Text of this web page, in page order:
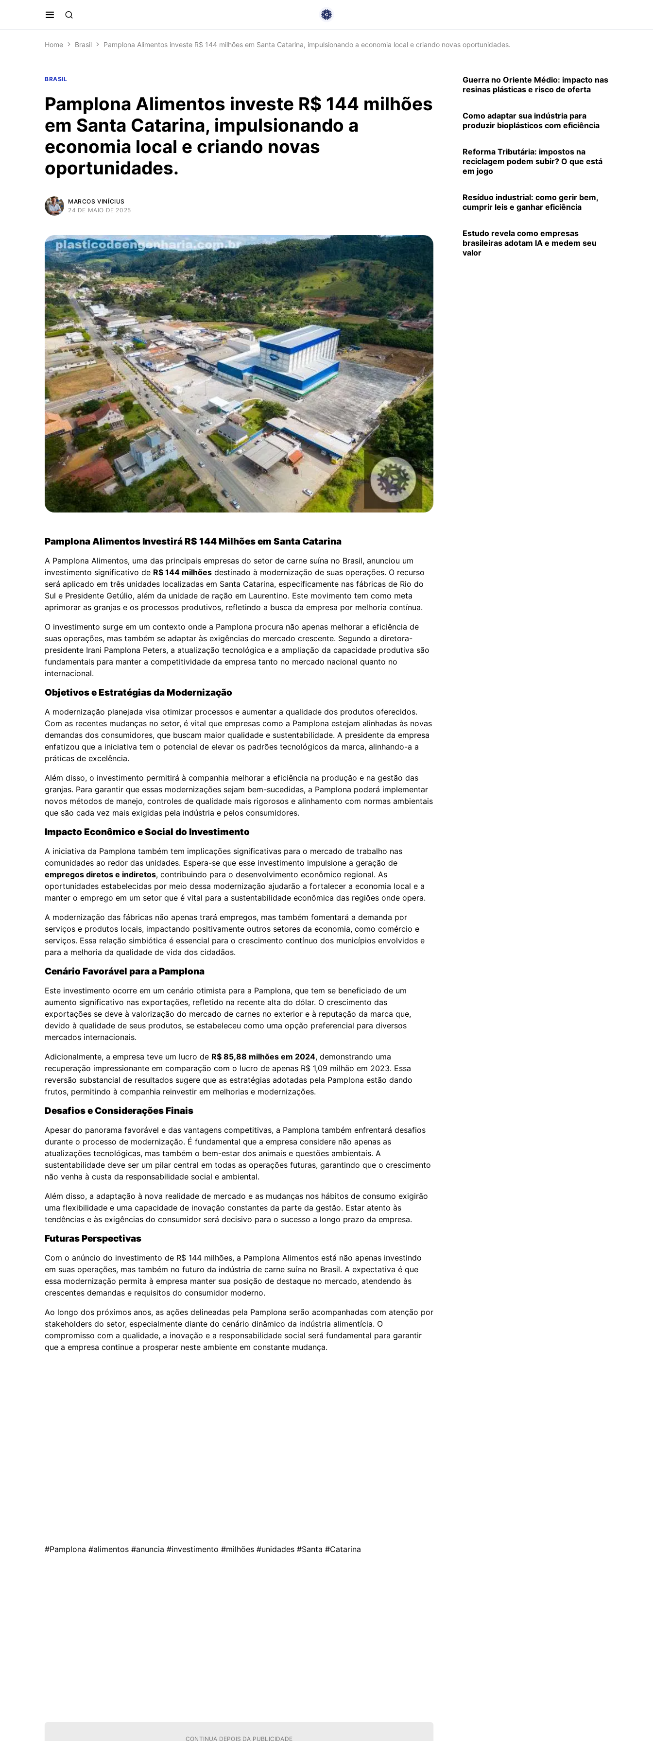
Home Brasil Pamplona Alimentos investe R$ 144 milhões em Santa Catarina, impulsionando a economia local e criando novas oportunidades.
BRASIL
Pamplona Alimentos investe R$ 144 milhões
em Santa Catarina, impulsionando a
economia local e criando novas
oportunidades.
MARCOS VINÍCIUS
24 DE MAIO DE 2025
Pamplona Alimentos Investirá R$ 144 Milhões em Santa Catarina
A Pamplona Alimentos, uma das principais empresas do setor de carne suína no Brasil, anunciou um
investimento significativo de R$ 144 milhões destinado à modernização de suas operações. O recurso
será aplicado em três unidades localizadas em Santa Catarina, especificamente nas fábricas de Rio do
Sul e Presidente Getúlio, além da unidade de ração em Laurentino. Este movimento tem como meta
aprimorar as granjas e os processos produtivos, refletindo a busca da empresa por melhoria contínua.
O investimento surge em um contexto onde a Pamplona procura não apenas melhorar a eficiência de
suas operações, mas também se adaptar às exigências do mercado crescente. Segundo a diretora-
presidente Irani Pamplona Peters, a atualização tecnológica e a ampliação da capacidade produtiva são
fundamentais para manter a competitividade da empresa tanto no mercado nacional quanto no
internacional.
Objetivos e Estratégias da Modernização
A modernização planejada visa otimizar processos e aumentar a qualidade dos produtos oferecidos.
Com as recentes mudanças no setor, é vital que empresas como a Pamplona estejam alinhadas às novas
demandas dos consumidores, que buscam maior qualidade e sustentabilidade. A presidente da empresa
enfatizou que a iniciativa tem o potencial de elevar os padrões tecnológicos da marca, alinhando-a a
práticas de excelência.
Além disso, o investimento permitirá à companhia melhorar a eficiência na produção e na gestão das
granjas. Para garantir que essas modernizações sejam bem-sucedidas, a Pamplona poderá implementar
novos métodos de manejo, controles de qualidade mais rigorosos e alinhamento com normas ambientais
que são cada vez mais exigidas pela indústria e pelos consumidores.
Impacto Econômico e Social do Investimento
A iniciativa da Pamplona também tem implicações significativas para o mercado de trabalho nas
comunidades ao redor das unidades. Espera-se que esse investimento impulsione a geração de
empregos diretos e indiretos, contribuindo para o desenvolvimento econômico regional. As
oportunidades estabelecidas por meio dessa modernização ajudarão a fortalecer a economia local e a
manter o emprego em um setor que é vital para a sustentabilidade econômica das regiões onde opera.
A modernização das fábricas não apenas trará empregos, mas também fomentará a demanda por
serviços e produtos locais, impactando positivamente outros setores da economia, como comércio e
serviços. Essa relação simbiótica é essencial para o crescimento contínuo dos municípios envolvidos e
para a melhoria da qualidade de vida dos cidadãos.
Cenário Favorável para a Pamplona
Este investimento ocorre em um cenário otimista para a Pamplona, que tem se beneficiado de um
aumento significativo nas exportações, refletido na recente alta do dólar. O crescimento das
exportações se deve à valorização do mercado de carnes no exterior e à reputação da marca que,
devido à qualidade de seus produtos, se estabeleceu como uma opção preferencial para diversos
mercados internacionais.
Adicionalmente, a empresa teve um lucro de R$ 85,88 milhões em 2024, demonstrando uma
recuperação impressionante em comparação com o lucro de apenas R$ 1,09 milhão em 2023. Essa
reversão substancial de resultados sugere que as estratégias adotadas pela Pamplona estão dando
frutos, permitindo à companhia reinvestir em melhorias e modernizações.
Desafios e Considerações Finais
Apesar do panorama favorável e das vantagens competitivas, a Pamplona também enfrentará desafios
durante o processo de modernização. É fundamental que a empresa considere não apenas as
atualizações tecnológicas, mas também o bem-estar dos animais e questões ambientais. A
sustentabilidade deve ser um pilar central em todas as operações futuras, garantindo que o crescimento
não venha à custa da responsabilidade social e ambiental.
Além disso, a adaptação à nova realidade de mercado e as mudanças nos hábitos de consumo exigirão
uma flexibilidade e uma capacidade de inovação constantes da parte da gestão. Estar atento às
tendências e às exigências do consumidor será decisivo para o sucesso a longo prazo da empresa.
Futuras Perspectivas
Com o anúncio do investimento de R$ 144 milhões, a Pamplona Alimentos está não apenas investindo
em suas operações, mas também no futuro da indústria de carne suína no Brasil. A expectativa é que
essa modernização permita à empresa manter sua posição de destaque no mercado, atendendo às
crescentes demandas e requisitos do consumidor moderno.
Ao longo dos próximos anos, as ações delineadas pela Pamplona serão acompanhadas com atenção por
stakeholders do setor, especialmente diante do cenário dinâmico da indústria alimentícia. O
compromisso com a qualidade, a inovação e a responsabilidade social será fundamental para garantir
que a empresa continue a prosperar neste ambiente em constante mudança.
#Pamplona #alimentos #anuncia #investimento #milhões #unidades #Santa #Catarina
CONTINUA DEPOIS DA PUBLICIDADE
Guerra no Oriente Médio: impacto nas
resinas plásticas e risco de oferta
Como adaptar sua indústria para
produzir bioplásticos com eficiência
Reforma Tributária: impostos na
reciclagem podem subir? O que está
em jogo
Resíduo industrial: como gerir bem,
cumprir leis e ganhar eficiência
Estudo revela como empresas
brasileiras adotam IA e medem seu
valor